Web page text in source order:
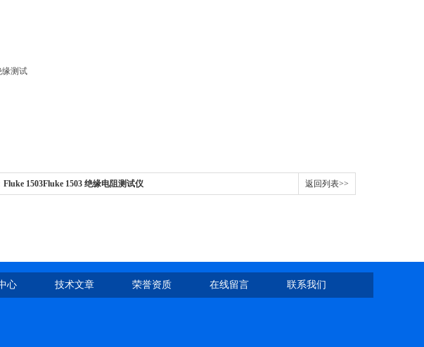
缘测试
Fluke 1503Fluke 1503 绝缘电阻测试仪 返回列表>>
心 技术文章 荣誉资质 在线留言 联系我们